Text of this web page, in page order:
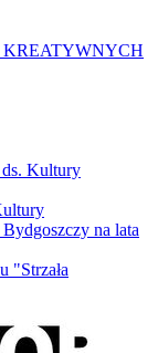
Kultury
na lata
"Strzała